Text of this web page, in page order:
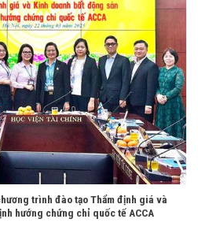
trình đào tạo Thẩm định giá và
hướng chứng chỉ quốc tế ACCA